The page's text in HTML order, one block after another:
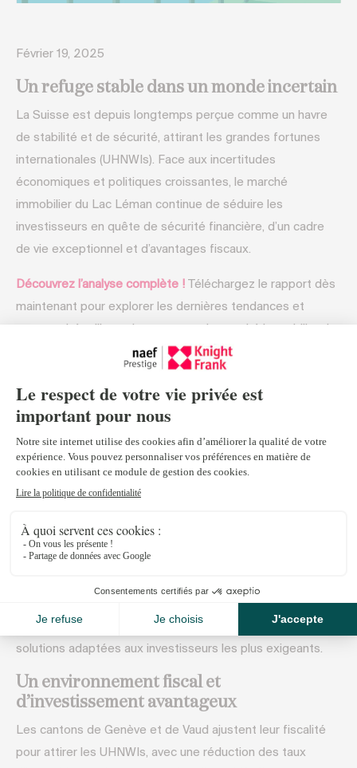
Février 19, 2025
Un refuge stable dans un monde incertain
La Suisse est depuis longtemps perçue comme un havre
de stabilité et de sécurité, attirant les grandes fortunes
internationales (UHNWIs). Face aux incertitudes
économiques et politiques croissantes, le marché
immobilier du Lac Léman continue de séduire les
investisseurs en quête de sécurité financière, d’un cadre
de vie exceptionnel et d’avantages fiscaux.
Découvrez l’analyse complète ! Téléchargez le rapport dès
maintenant pour explorer les dernières tendances et
Un art de vivre inégalé
Le Lac Léman combine nature préservée, excellence
éducative et proximité avec les grandes institutions
internationales. Avec des écoles de renommée mondiale
comme l’EHL Hospitality Business School et un
environnement multilingue, la région est idéale pour les
familles cherchant une éducation de premier ordre.
Par ailleurs, la priorité accordée en Suisse à la sécurité, à la
Des propriétés d’exception, allant des villas en bord de lac
à Cologny aux domaines viticoles de La Côte, offrent des
solutions adaptées aux investisseurs les plus exigeants.
Un environnement fiscal et
d’investissement avantageux
Les cantons de Genève et de Vaud ajustent leur fiscalité
pour attirer les UHNWIs, avec une réduction des taux